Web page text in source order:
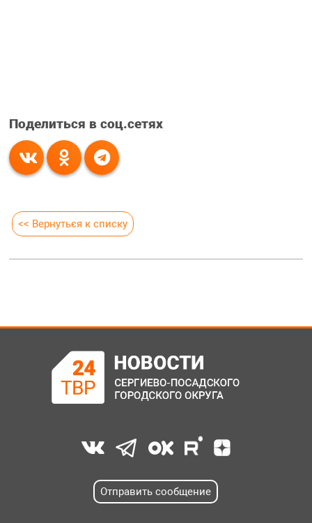
Поделиться в соц.сетях
<< Вернуться к списку
Отправить сообщение